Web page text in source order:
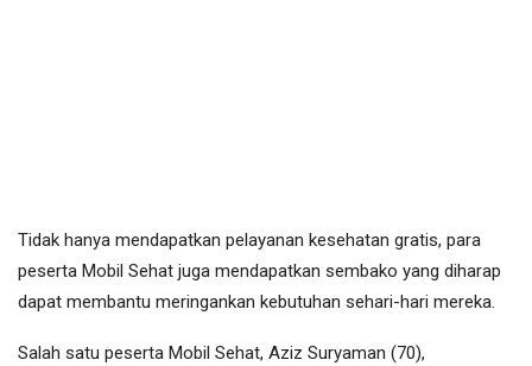
Tidak hanya mendapatkan pelayanan kesehatan gratis, para
peserta Mobil Sehat juga mendapatkan sembako yang diharap
dapat membantu meringankan kebutuhan sehari-hari mereka.
Salah satu peserta Mobil Sehat, Aziz Suryaman (70),